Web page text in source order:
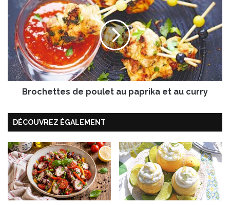
a
e
o
e
t
e
e
u
l
e
t
a
u
Brochettes de poulet au paprika et au curry
DÉCOUVREZ ÉGALEMENT